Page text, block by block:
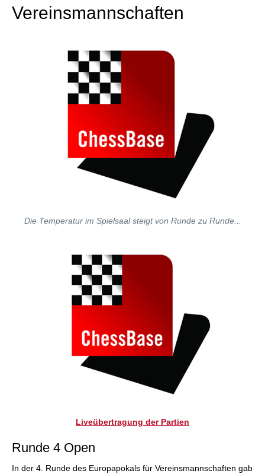
Vereinsmannschaften
Die Temperatur im Spielsaal steigt von Runde zu Runde...
Liveübertragung der Partien
Runde 4 Open
In der 4. Runde des Europapokals für Vereinsmannschaften gab